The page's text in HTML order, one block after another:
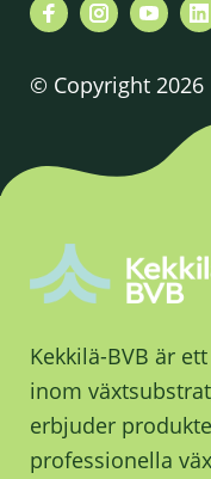
© Copyright 2026
Kekkilä-BVB är
inom
erbjuder
professionella